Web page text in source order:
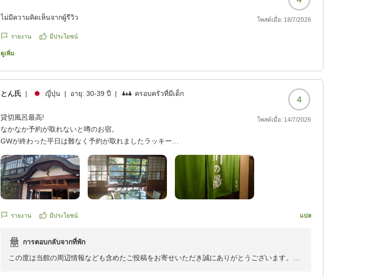
ไม่มีความคิดเห็นจากผู้รีวิว โพสต์เมื่อ: 18/7/2026
รายงาน มีประโยชน์
ดูเพิ่ม
とん氏 | ญี่ปุ่น | อายุ:30-39 ปี | ครอบครัวที่มีเด็ก
4
貸切風呂最高!
なかなか予約が取れないと噂のお宿。
GWが終わった平日は難なく予約が取れましたラッキー
してくださいます。
・がやがやとした温泉街ではなく、宿の周りはコンビニ等何も無いです!
静かなのが好きな方には良いと思います
・貸切風呂が2ヶ所あり、チェックイン後と夜にどちらも空いてましたので
温泉には詳しくないですが、サラッ+トロッとしたお湯で、とっても良い湯
でした
予約等無しで、空いてたら入れます
โพสต์เมื่อ: 14/7/2026
รายงาน มีประโยชน์ แปล
การตอบกลับจากที่พัก
この度は当館の周辺情報なども含めたご投稿をお寄せいただき誠にありがとうございます。